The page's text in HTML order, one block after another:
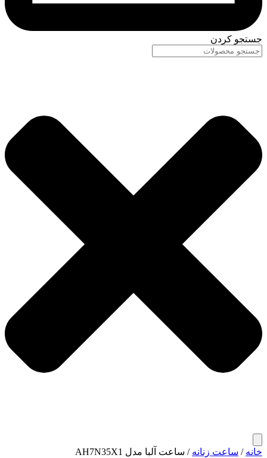
جستجو کردن
خانه / ساعت زنانه / ساعت آلبا مدل AH7N35X1